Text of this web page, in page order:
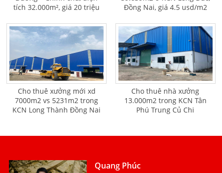
tích 32.000m², giá 20 triệu
Đồng Nai, giá 4.5 usd/m2
Cho thuê xưởng mới xd
7000m2 vs 5231m2 trong
KCN Long Thành Đồng Nai
Cho thuê nhà xưởng
13.000m2 trong KCN Tân
Phú Trung Củ Chi
Quang Phúc